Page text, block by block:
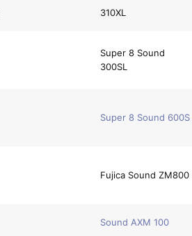
310XL
Super 8 Sound
300SL
Super 8 Sound 600S
Fujica Sound ZM800
Sound AXM 100